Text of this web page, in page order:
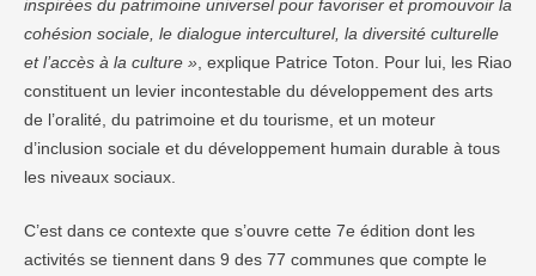
inspirées du patrimoine universel pour favoriser et promouvoir la
cohésion sociale, le dialogue interculturel, la diversité culturelle
et l’accès à la culture » , explique Patrice Toton. Pour lui, les Riao
constituent un levier incontestable du développement des arts
de l’oralité, du patrimoine et du tourisme, et un moteur
d’inclusion sociale et du développement humain durable à tous
les niveaux sociaux.
C’est dans ce contexte que s’ouvre cette 7e édition dont les
activités se tiennent dans 9 des 77 communes que compte le